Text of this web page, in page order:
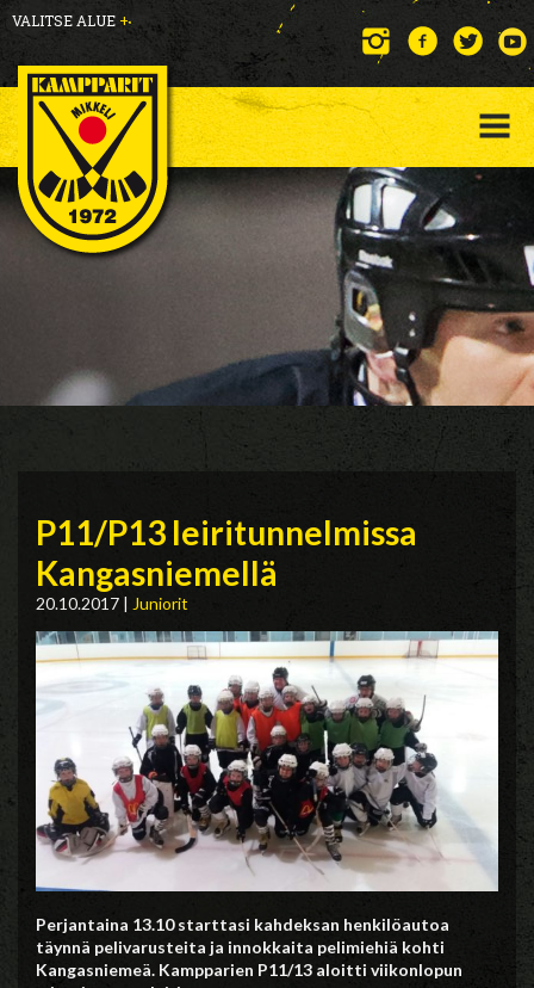
VALITSE ALUE +
P11/P13 leiritunnelmissa
Kangasniemellä
20.10.2017 | Juniorit
Perjantaina 13.10 starttasi kahdeksan henkilöautoa
täynnä pelivarusteita ja innokkaita pelimiehiä kohti
Kangasniemeä. Kampparien P11/13 aloitti viikonlopun